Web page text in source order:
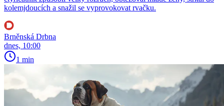
kolemjdoucích a snažil se vyprovokovat rvačku.
Brněnská Drbna
dnes, 10:00
1 min